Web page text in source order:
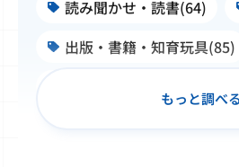
読み聞かせ・読書(64)
出版・書籍・知育玩具(85)
もっと調べる